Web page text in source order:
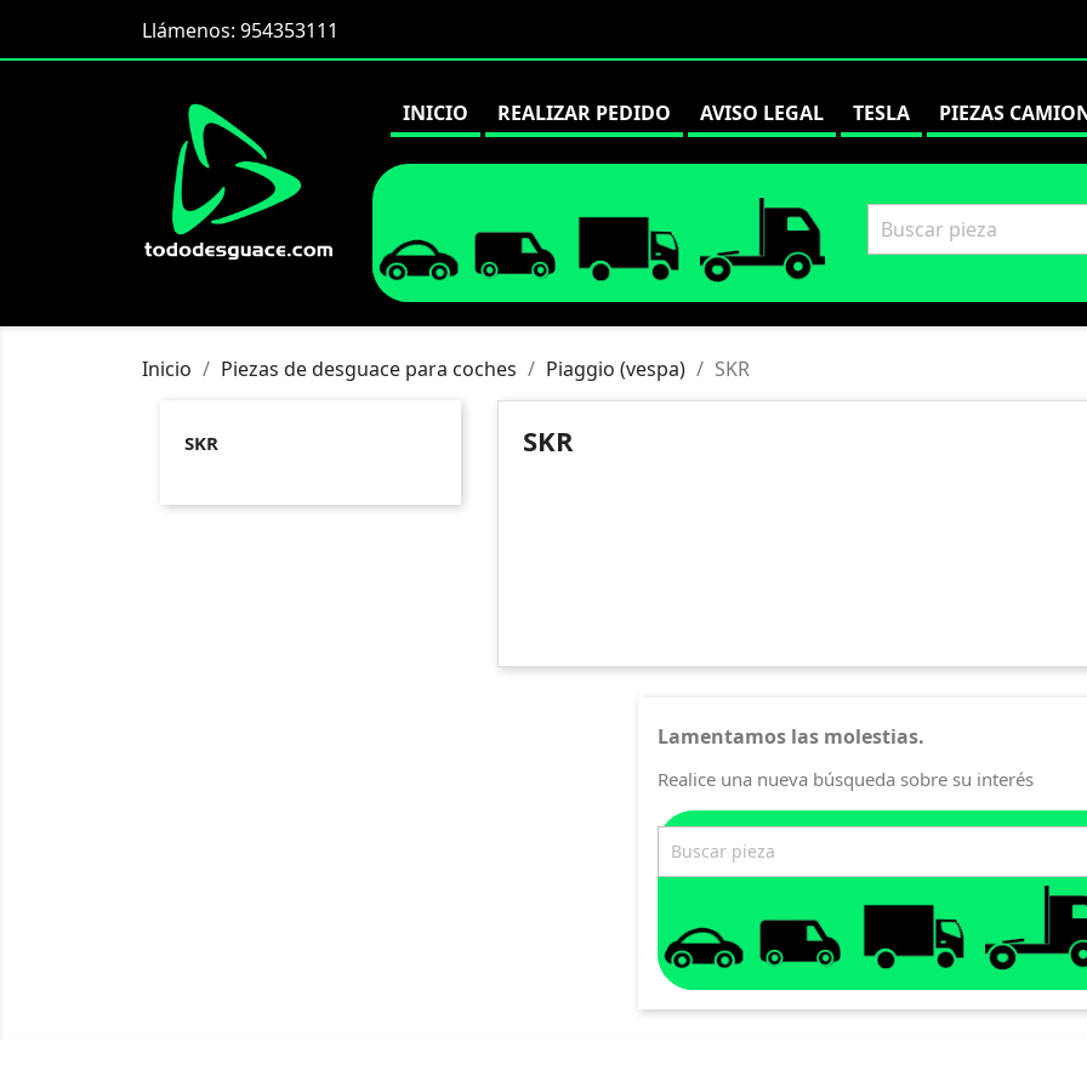
Llámenos: 954353111
INICIO REALIZAR PEDIDO AVISO LEGAL TESLA PIEZAS
Inicio Piezas de desguace para coches Piaggio (vespa) SKR
SKR SKR
Lamentamos las molestias.
Realice una nueva búsqueda sobre su interés